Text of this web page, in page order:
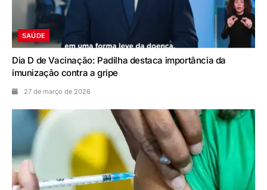
SAÚDE
Dia D de Vacinação: Padilha destaca importância da
imunização contra a gripe
27 de março de 2026